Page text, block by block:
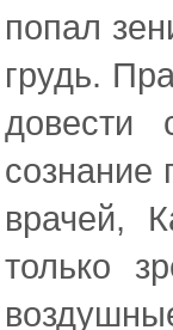
попал
грудь.
довести
сознание
врачей,
только